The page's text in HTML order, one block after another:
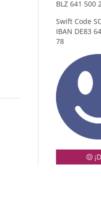
BLZ 641 500
Swift Code
IBAN DE83
78